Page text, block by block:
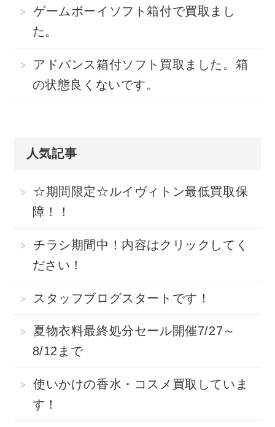
ゲームボーイソフト箱付で買取まし
た。
アドバンス箱付ソフト買取ました。箱
の状態良くないです。
人気記事
☆期間限定☆ルイヴィトン最低買取保
障！！
チラシ期間中！内容はクリックしてく
ださい！
スタッフブログスタートです！
夏物衣料最終処分セール開催7/27～
8/12まで
使いかけの香水・コスメ買取していま
す！